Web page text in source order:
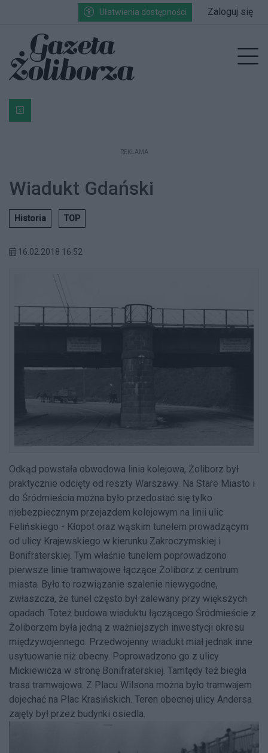
Przejdź do głównych treści
Przejdź do wyszukiwarki
Przejdź do głównego menuUłatwienia dostępności Zaloguj się
Bardzo ważna informacja dla podatników posiadających
REKLAMA
Wiadukt Gdański
Historia TOP
16.02.2018 16:52
Odkąd powstała obwodowa linia kolejowa, Żoliborz był
praktycznie odcięty od reszty Warszawy. Na Stare Miasto i
do Śródmieścia można było przedostać się tylko
niebezpiecznym przejazdem kolejowym na linii ulic
Felińskiego - Kłopot oraz wąskim tunelem prowadzącym
od ulicy Krajewskiego w kierunku Zakroczymskiej i
Bonifraterskiej. Tym właśnie tunelem poprowadzono
pierwsze linie tramwajowe łączące Żoliborz z centrum
miasta. Było to rozwiązanie szalenie niewygodne,
zwłaszcza, że tunel często był zalewany przy większych
opadach. Toteż budowa wiaduktu łączącego Śródmieście z
Żoliborzem była jedną z ważniejszych inwestycji okresu
międzywojennego. Przedwojenny wiadukt miał jednak inne
usytuowanie niż obecny. Poprowadzono go z ulicy
Mickiewicza w stronę Bonifraterskiej. Tamtędy też biegła
trasa tramwajowa. Z Placu Wilsona można było tramwajem
dojechać na Plac Krasińskich. Teren obecnej ulicy Andersa
zajęty był przez budynki osiedla.